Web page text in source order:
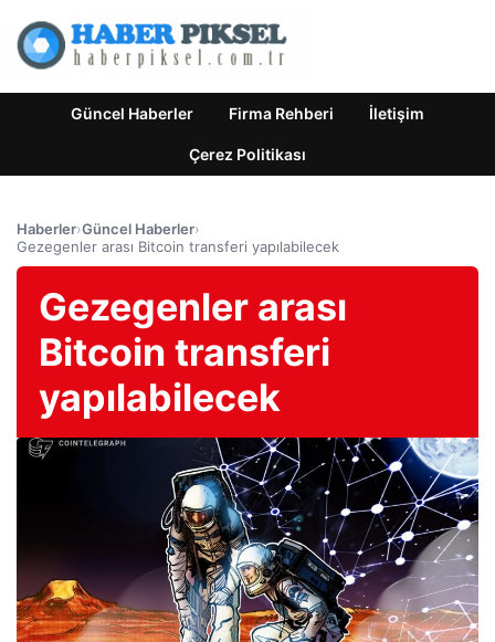
Güncel Haberler Firma Rehberi İletişim
Çerez Politikası
Haberler›Güncel Haberler›
Gezegenler arası Bitcoin transferi yapılabilecek
Gezegenler arası
Bitcoin transferi
yapılabilecek